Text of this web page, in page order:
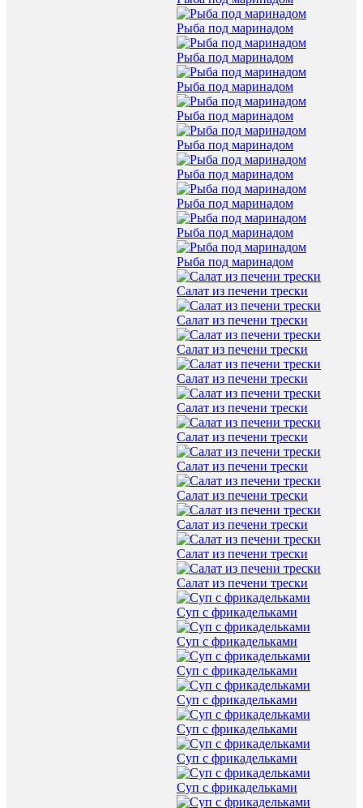
Рыба под маринадом
Рыба под маринадом
Рыба под маринадом
Рыба под маринадом
Рыба под маринадом
Рыба под маринадом
Рыба под маринадом
Рыба под маринадом
Рыба под маринадом
Салат из печени трески
Салат из печени трески
Салат из печени трески
Салат из печени трески
Салат из печени трески
Салат из печени трески
Салат из печени трески
Салат из печени трески
Салат из печени трески
Салат из печени трески
Салат из печени трески
Суп с фрикадельками
Суп с фрикадельками
Суп с фрикадельками
Суп с фрикадельками
Суп с фрикадельками
Суп с фрикадельками
Суп с фрикадельками